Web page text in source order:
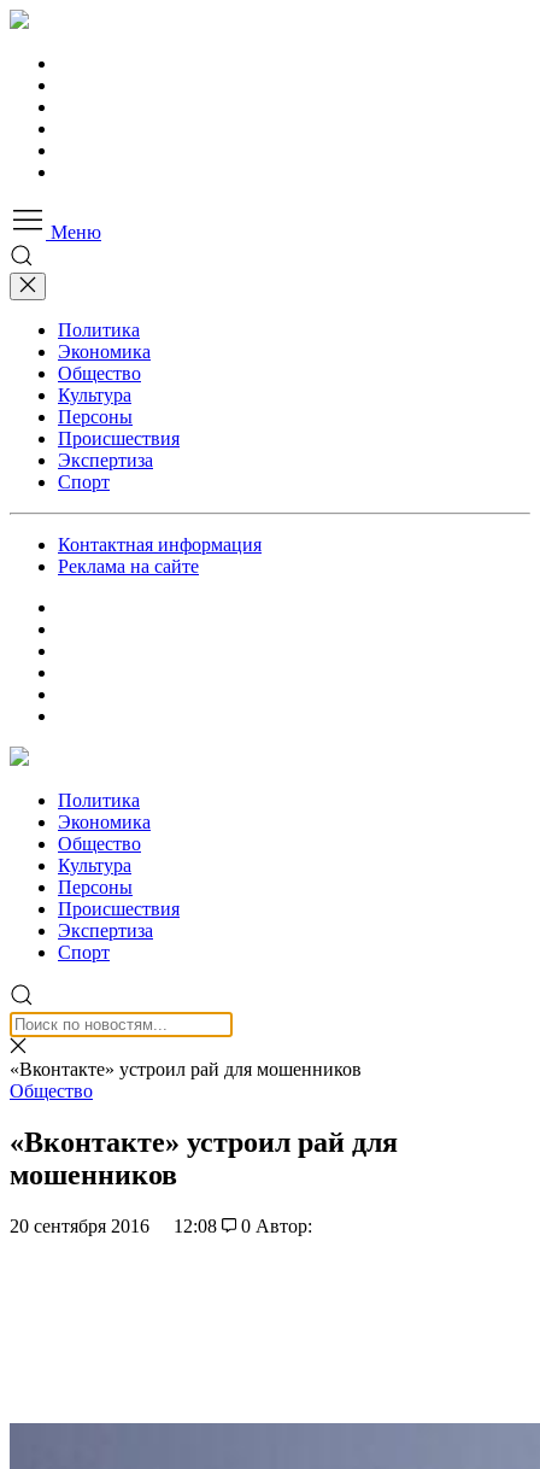
Меню
Политика
Экономика
Общество
Культура
Персоны
Происшествия
Экспертиза
Спорт
Контактная информация
Реклама на сайте
Политика
Экономика
Общество
Культура
Персоны
Происшествия
Экспертиза
Спорт
«Вконтакте» устроил рай для мошенников
Общество
«Вконтакте» устроил рай для
мошенников
20 сентября 2016 12:08 0 Автор: